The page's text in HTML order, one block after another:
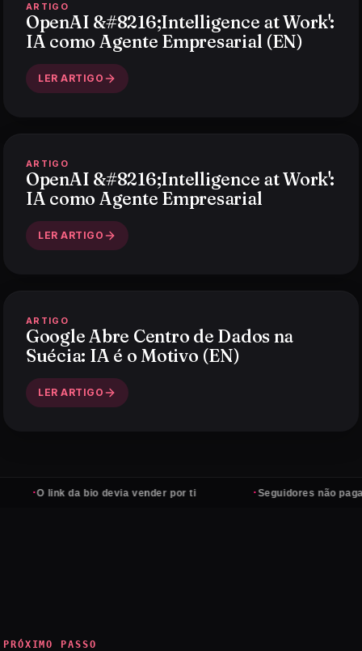
ARTIGO
OpenAI &#8216;Intelligence at Work':
IA como Agente Empresarial (EN)
LER ARTIGO
ARTIGO
OpenAI &#8216;Intelligence at Work':
IA como Agente Empresarial
LER ARTIGO
ARTIGO
Google Abre Centro de Dados na
Suécia: IA é o Motivo (EN)
LER ARTIGO
O link da bio devia vender por ti Seguidores não pagam
PRÓXIMO PASSO